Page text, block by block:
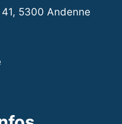
5300 Andenne